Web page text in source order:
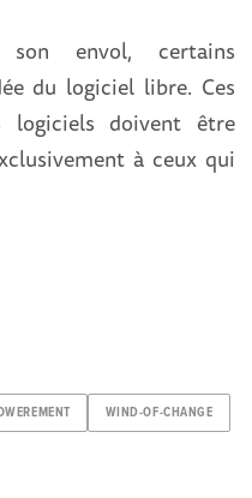
envol, certains
du logiciel libre. Ces
logiciels doivent être
à ceux qui
WIND-OF-CHANGE